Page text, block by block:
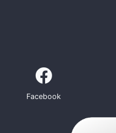
Facebook